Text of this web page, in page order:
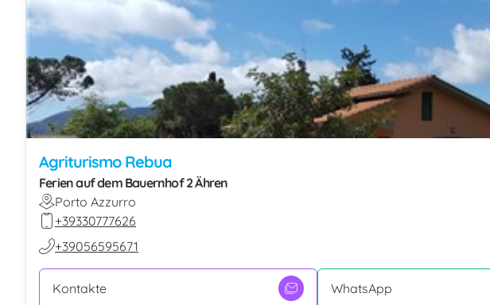
Agriturismo Rebua
Ferien auf dem Bauernhof 2 Ähren
Porto Azzurro
+39330777626
+39056595671
Kontakte WhatsApp